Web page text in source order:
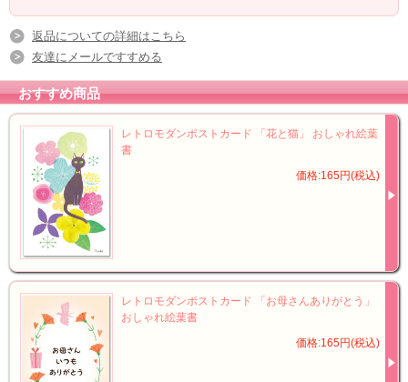
返品についての詳細はこちら
友達にメールですすめる
おすすめ商品
レトロモダンポストカード 「花と猫」 おしゃれ絵葉
書
価格:165円(税込)
レトロモダンポストカード 「お母さんありがとう」
おしゃれ絵葉書
価格:165円(税込)